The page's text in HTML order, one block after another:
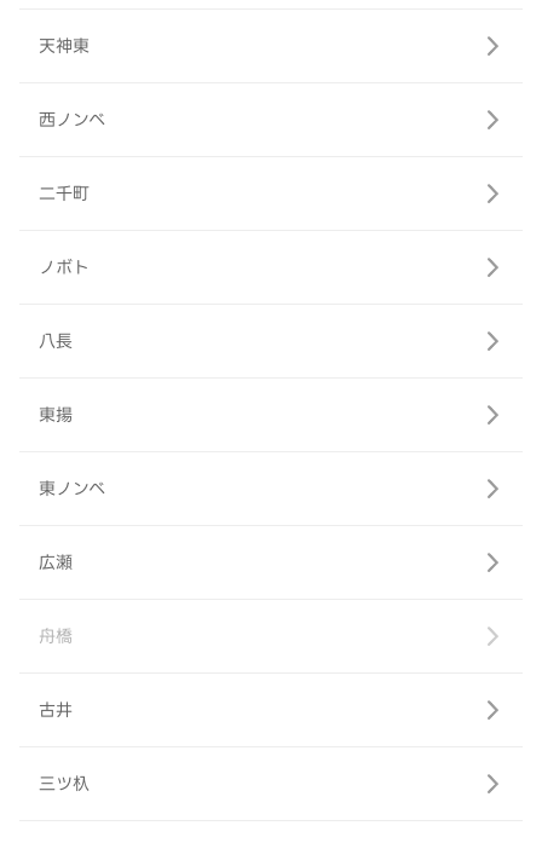
天神東
西ノンベ
二千町
ノボト
八長
東揚
東ノンベ
広瀬
舟橋
古井
三ツ杁